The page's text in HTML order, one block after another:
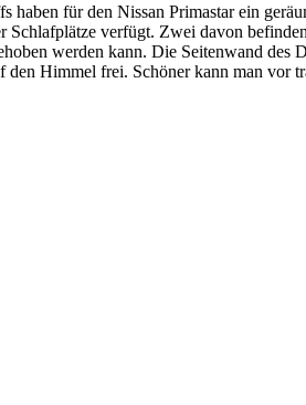
haben für den Nissan Primastar ein
Schlafplätze verfügt. Zwei davon
werden kann. Die Seitenwand des
Himmel frei. Schöner kann man vor